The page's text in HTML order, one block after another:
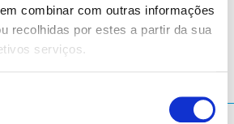
combinar com outras informações
recolhidas por estes a partir da sua
serviços.